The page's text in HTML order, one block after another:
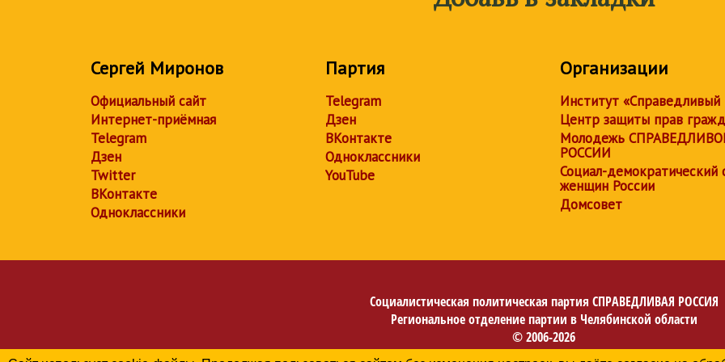
Сергей Миронов
Официальный сайт
Интернет-приёмная
Telegram
Дзен
Twitter
ВКонтакте
Одноклассники
Партия
Telegram
Дзен
ВКонтакте
Одноклассники
YouTube
Организации
Институт «Справедливый
Центр защиты прав
Молодежь
РОССИИ
Социал-демократический
женщин России
Домсовет
Социалистическая политическая партия СПРАВЕДЛИВАЯ РОССИЯ
Региональное отделение партии в Челябинской области
© 2006-2026
Политика в отношении обработки персональных данных